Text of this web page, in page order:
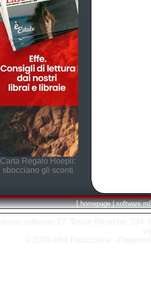
Carta Regalo Hoepli:
sbocciano gli sconti
[ homepage | software